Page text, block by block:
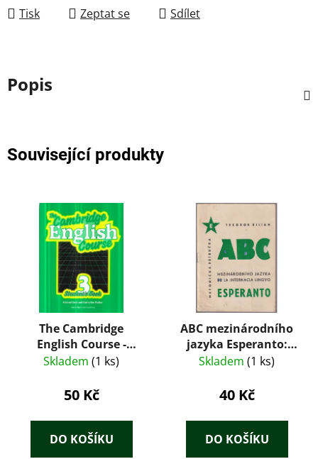
Tisk Zeptat se Sdílet
Popis
Související produkty
The Cambridge
English Course -
Student´s Book 3
Skladem (1 ks)
50 Kč
DO KOŠÍKU
ABC mezinárodního
jazyka Esperanto:
metodická příručka
Skladem (1 ks)
40 Kč
DO KOŠÍKU